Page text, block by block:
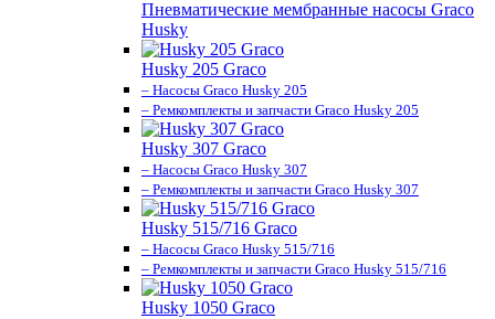
Пневматические мембранные насосы Graco
Husky
Husky 205 Graco
– Насосы Graco Husky 205
– Ремкомплекты и запчасти Graco Husky 205
Husky 307 Graco
– Насосы Graco Husky 307
– Ремкомплекты и запчасти Graco Husky 307
Husky 515/716 Graco
– Насосы Graco Husky 515/716
– Ремкомплекты и запчасти Graco Husky 515/716
Husky 1050 Graco